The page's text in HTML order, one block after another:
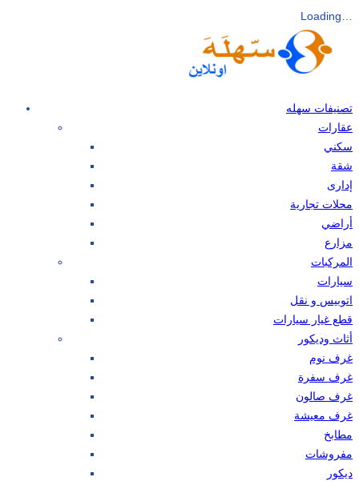
Loading…
تصنيفات سهله
عقارات
سكني
شقة
إدارى
محلات تجارية
أراضي
مزارع
المركبات
سيارات
اتوبيس و نقل
قطع غيار سيارات
أثاث وديكور
غرف نوم
غرف سفرة
غرف صالون
غرف معيشة
مطابخ
مفروشات
ديكور